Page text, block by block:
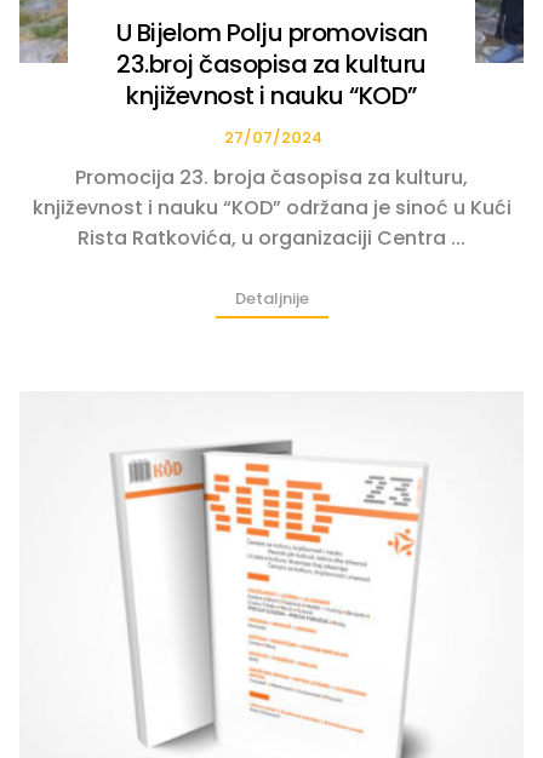
U Bijelom Polju promovisan
23.broj časopisa za kulturu
književnost i nauku “KOD”
27/07/2024
Promocija 23. broja časopisa za kulturu,
književnost i nauku “KOD” održana je sinoć u Kući
Rista Ratkovića, u organizaciji Centra ...
Detaljnije